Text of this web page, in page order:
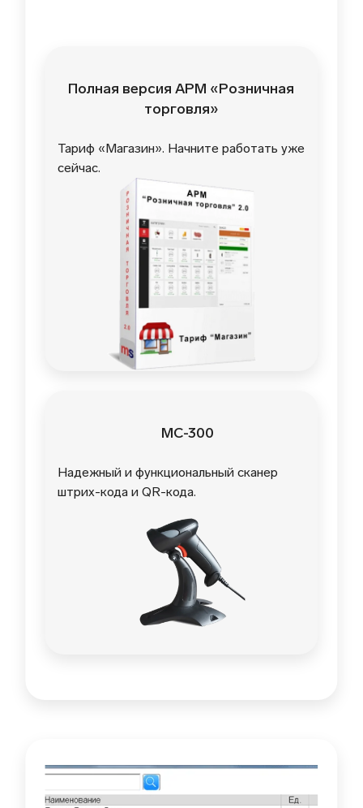
Полная версия АРМ «Розничная
торговля»
Тариф «Магазин». Начните работать уже
сейчас.
MC-300
Надежный и функциональный сканер
штрих-кода и QR-кода.